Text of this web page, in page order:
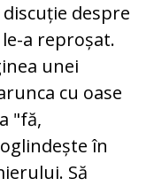
despre
a reproșat.
unei
cu oase
"fă,
în
Să